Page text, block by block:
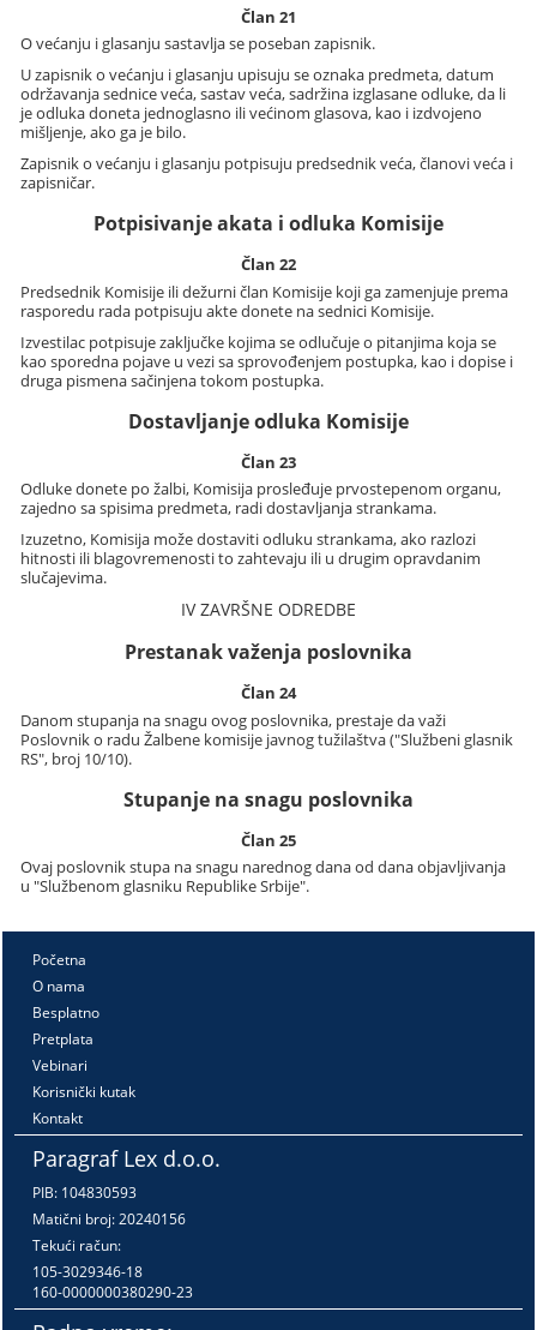
Član 21
O većanju i glasanju sastavlja se poseban zapisnik.
U zapisnik o većanju i glasanju upisuju se oznaka predmeta, datum
održavanja sednice veća, sastav veća, sadržina izglasane odluke, da li
je odluka doneta jednoglasno ili većinom glasova, kao i izdvojeno
mišljenje, ako ga je bilo.
Zapisnik o većanju i glasanju potpisuju predsednik veća, članovi veća i
zapisničar.
Potpisivanje akata i odluka Komisije
Član 22
Predsednik Komisije ili dežurni član Komisije koji ga zamenjuje prema
rasporedu rada potpisuju akte donete na sednici Komisije.
Izvestilac potpisuje zaključke kojima se odlučuje o pitanjima koja se
kao sporedna pojave u vezi sa sprovođenjem postupka, kao i dopise i
druga pismena sačinjena tokom postupka.
Dostavljanje odluka Komisije
Član 23
Odluke donete po žalbi, Komisija prosleđuje prvostepenom organu,
zajedno sa spisima predmeta, radi dostavljanja strankama.
Izuzetno, Komisija može dostaviti odluku strankama, ako razlozi
hitnosti ili blagovremenosti to zahtevaju ili u drugim opravdanim
slučajevima.
IV ZAVRŠNE ODREDBE
Prestanak važenja poslovnika
Član 24
Danom stupanja na snagu ovog poslovnika, prestaje da važi
Poslovnik o radu Žalbene komisije javnog tužilaštva ("Službeni glasnik
RS", broj 10/10).
Stupanje na snagu poslovnika
Član 25
Ovaj poslovnik stupa na snagu narednog dana od dana objavljivanja
u "Službenom glasniku Republike Srbije".
Početna
O nama
Besplatno
Pretplata
Vebinari
Korisnički kutak
Kontakt
Paragraf Lex d.o.o.
PIB: 104830593
Matični broj: 20240156
Tekući račun:
105-3029346-18
160-0000000380290-23